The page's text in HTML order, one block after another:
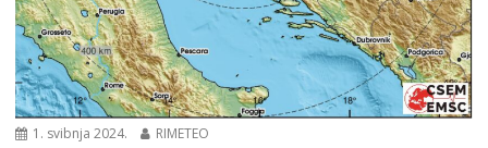
1. svibnja 2024. RIMETEO